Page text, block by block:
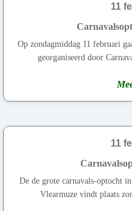
11
Op zondagmiddag 11 februari
georganiseerd door
11
De de grote carnavals-optocht
Vlearmuze vindt plaats